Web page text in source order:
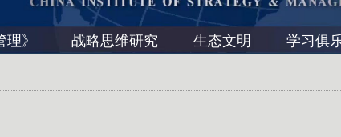
理》 战略思维研究 生态文明 学习俱